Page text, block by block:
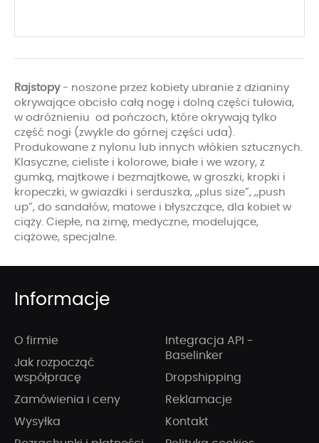
Rajstopy- noszone przez kobiety ubranie z dzianiny
okrywające obcisło całą nogę i dolną części tułowia,
w odróżnieniu od pończoch, które okrywają tylko
część nogi (zwykle do górnej części uda).
Produkowane z nylonu lub innych włókien sztucznych.
Klasyczne, cieliste i kolorowe, białe i we wzory, z
gumką, majtkowe i bezmajtkowe, w groszki, kropki i
kropeczki, w gwiazdki i serduszka, „plus size”, „push
up”, do sandałów, matowe i błyszczące, dla kobiet w
ciąży. Ciepłe, na zimę, medyczne, modelujące,
ciążowe, specjalne.
Informacje
O firmie
Jak rozpocząć
współpracę
Zamówienia i ceny
Wysyłka
Integracja API -
Baselinker
Dropshipping
Reklamacje
Kontakt